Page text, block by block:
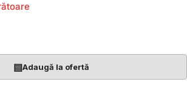
▤Adaugă la ofertă